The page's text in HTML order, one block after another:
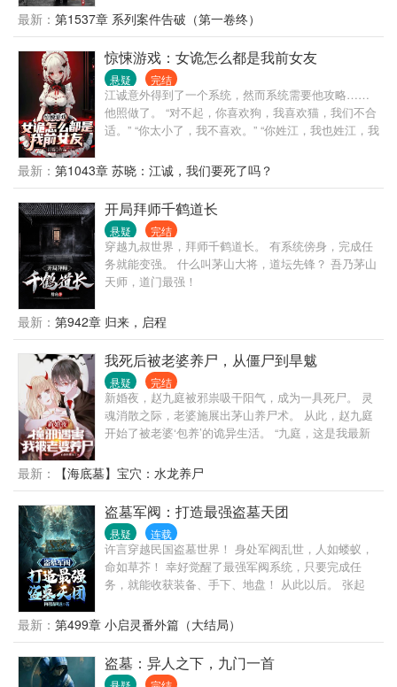
温情，有着些许的青涩的恋情，有着父慈子孝的亲
情，有着调皮的领导，无厘头的同事。 小警杜大用有
着不错的观察力，不错的逻辑思维能力，不错的判断
力，不错的想象力，面对案件百折不挠，从细微处入
手，从纷乱中抽丝剥茧，将一个个案件慢慢侦破。 没
有那些所谓的玄乎和悬乎，从头到尾的又臭又长，只
有一颗真正对刑警这个职业的尊重和敬畏之心。 作者
开篇写的有些青涩，后期写的稍微好点儿了，可以先
最新： 第1537章 系列案件告破（第一卷终）
惊悚游戏：女诡怎么都是我前女友
悬疑 完结
江诚意外得到了一个系统，然而系统需要他攻略……
他照做了。 “对不起，你喜欢狗，我喜欢猫，我们不合
适。” “你太小了，我不喜欢。” “你姓江，我也姓江，我
时候，以前攻略的女生都因各种意外而去世。 然而，
等他全部攻略成功以后，系统彻底消失了，直到诡异
复苏，惊悚游戏降临世间…… "听闻封魂村的那位嫁衣
诡王美艳绝伦。" "听说江城的红衣诡王特别漂亮。" 江
诚懵了，他好像都认识？
最新： 第1043章 苏晓：江诚，我们要死了吗？
开局拜师千鹤道长
悬疑 完结
穿越九叔世界，拜师千鹤道长。 有系统傍身，完成任
务就能变强。 什么叫茅山大将，道坛先锋？ 吾乃茅山
天师，道门最强！
最新： 第942章 归来，启程
我死后被老婆养尸，从僵尸到旱魃
悬疑 完结
新婚夜，赵九庭被邪祟吸干阳气，成为一具死尸。 灵
魂消散之际，老婆施展出茅山养尸术。 从此，赵九庭
开始了被老婆‘包养’的诡异生活。 “九庭，这是我最新
庭，这是我为你精选的豪宅，千年古墓。” “九庭，你
已经成为传说中的旱魃了，我们圆房吧！” …… 僵
尸、毛僵、行尸、不化骨、血尸、灵尸、飞尸、尸
仙、旱魃……越变越强！ 他，已然是大恐怖。 ……
最新： 【海底墓】宝穴：水龙养尸
盗墓军阀：打造最强盗墓天团
悬疑 连载
许言穿越民国盗墓世界！ 身处军阀乱世，人如蝼蚁，
命如草芥！ 幸好觉醒了最强军阀系统，只要完成任
务，就能收获装备、手下、地盘！ 从此以后。 张起
给言爷了。 尹心月：不要叫我大小姐，叫我许夫
人…… 岳绮萝：许言，我牙疼！ 丫头：大帅，我……
想做你的九姨太。 除此外，还有九门八派，南北卸
岭，五大水魈家族…… （喜欢单女主和无女主的慎
最新： 第499章 小启灵番外篇（大结局）
盗墓：异人之下，九门一首